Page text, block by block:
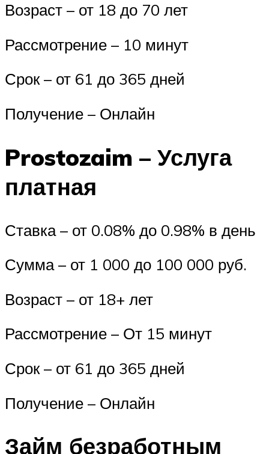
Возраст – от 18 до 70 лет
Рассмотрение – 10 минут
Срок – от 61 до 365 дней
Получение – Онлайн
Prostozaim – Услуга
платная
Ставка – от 0.08% до 0.98% в день
Сумма – от 1 000 до 100 000 руб.
Возраст – от 18+ лет
Рассмотрение – От 15 минут
Срок – от 61 до 365 дней
Получение – Онлайн
Займ безработным